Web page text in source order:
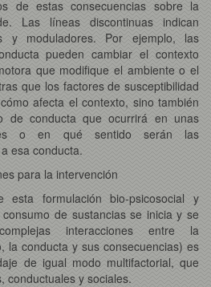
de estas consecuencias sobre la
Las líneas discontinuas indican
y moduladores. Por ejemplo, las
pueden cambiar el contexto
que modifique el ambiente o el
que los factores de susceptibilidad
afecta el contexto, sino también
de conducta que ocurrirá en unas
o en qué sentido serán las
esa conducta.
para la intervención
esta formulación bio-psicosocial y
de sustancias se inicia y se
interacciones entre la
la conducta y sus consecuencias) es
de igual modo multifactorial, que
conductuales y sociales.